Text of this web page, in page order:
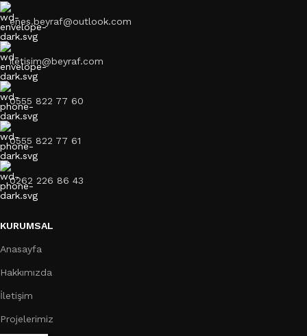
enes.beyraf@outlook.com
iletisim@beyraf.com
0555 822 77 60
0555 822 77 61
0262 226 86 43
KURUMSAL
Anasayfa
Hakkımızda
İletişim
Projelerimiz